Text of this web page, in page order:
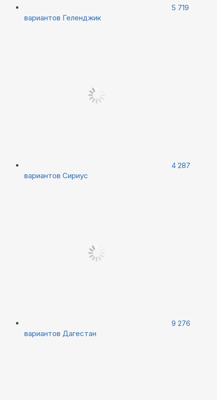
5 719
вариантов Геленджик
4 287
вариантов Сириус
9 276
вариантов Дагестан